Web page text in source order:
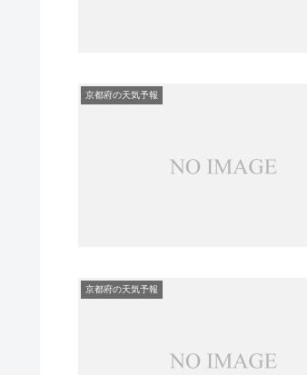
京都府の天気予報
京都府の天気予報